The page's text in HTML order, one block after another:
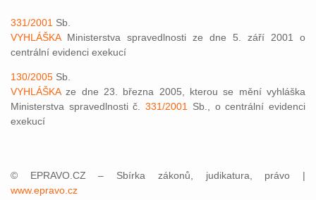
331/2001 Sb.
VYHLÁŠKAMinisterstva spravedlnosti ze dne 5. září 2001 o
centrální evidenci exekucí
130/2005 Sb.
VYHLÁŠKAze dne 23. března 2005, kterou se mění vyhláška
Ministerstva spravedlnosti č.331/2001 Sb., o centrální evidenci
exekucí
© EPRAVO.CZ – Sbírka zákonů, judikatura, právo |
www.epravo.cz